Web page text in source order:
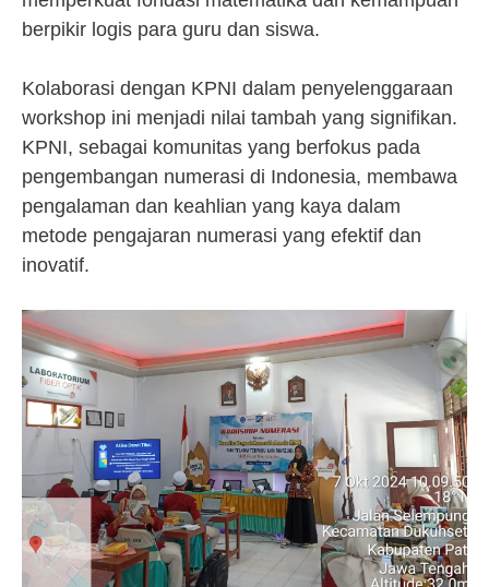
berpikir logis para guru dan siswa.
Kolaborasi dengan KPNI dalam penyelenggaraan
workshop ini menjadi nilai tambah yang signifikan.
KPNI, sebagai komunitas yang berfokus pada
pengembangan numerasi di Indonesia, membawa
pengalaman dan keahlian yang kaya dalam
metode pengajaran numerasi yang efektif dan
inovatif.